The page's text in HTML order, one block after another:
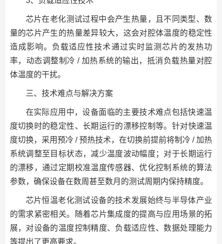
芯片在老化测试过程中会产生热量，且不同类型、数
量的芯片产生的热量差异较大，这会对腔体温度的稳定性
造成影响。负载适应性技术通过实时监测芯片的发热功
率，动态调整制冷 / 加热系统的输出，抵消负载热量对腔
体温度的干扰。
三、技术难点与解决方案
在实际应用中，设备面临的主要技术难点包括快速温
度切换时的稳定性、长期运行的漂移控制等。针对快速温
度切换，采用预冷 / 预热技术，在切换前提前将制冷 / 加热
系统调整至目标状态，减少温度波动幅度；对于长期运行
的漂移，通过定期校准温度传感器、优化控制系统的算法
参数，确保设备在数周甚至数月的测试周期内保持精度。
芯片恒温老化测试设备的技术发展始终与半导体产业
的需求紧密相关。随着芯片集成度的提高与应用场景的拓
展，对设备的温度控制精度、负载适应性、数据处理能力
等提出了更高要求。